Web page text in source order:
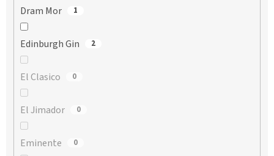
Dram Mor 1
Edinburgh Gin 2
El Clasico 0
El Jimador 0
Eminente 0